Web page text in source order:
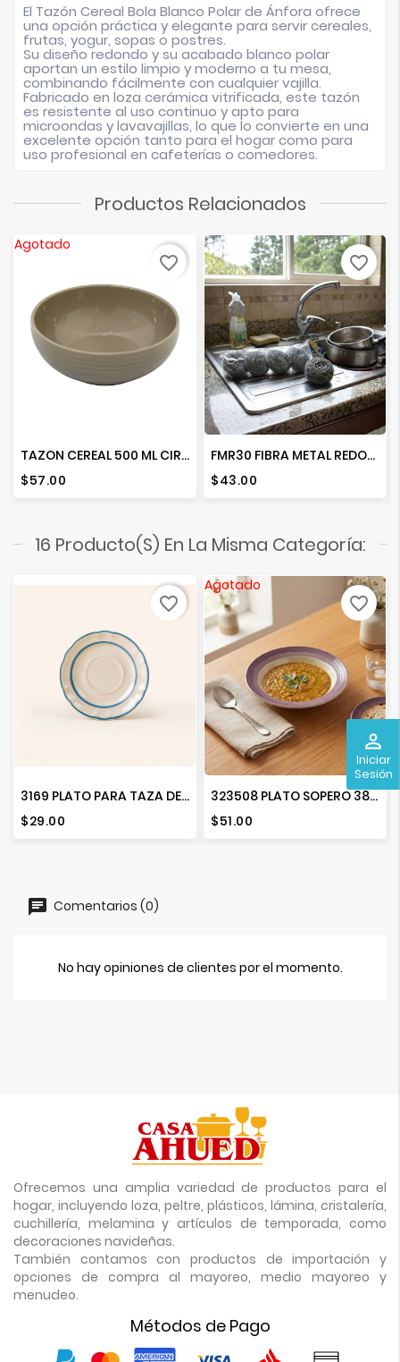
perm_identity
Iniciar
Sesión
El Tazón Cereal Bola Blanco Polarde Ánfora ofrece
una opción práctica y elegante para servir cereales,
frutas, yogur, sopas o postres.
Su diseño redondo y su acabado blanco polar
aportan un estilo limpio y moderno a tu mesa,
combinando fácilmente con cualquier vajilla.
Fabricado en loza cerámica vitrificada, este tazón
es resistente al uso continuo y apto para
microondas y lavavajillas, lo que lo convierte en una
excelente opción tanto para el hogar como para
uso profesional en cafeterías o comedores.
Productos Relacionados
Agotado
TAZON CEREAL 500 ML CIRCLES AVELLANA SARAPE
Precio
$57.00
favorite_border
FMR30 FIBRA METAL REDONDA 30G PAQ. C/4 PZAS
Precio
$43.00
favorite_border
16 Producto(s) En La Misma Categoría:
3169 PLATO PARA TAZA DEC. VICTORIA
Precio
$29.00
favorite_border
Agotado
323508 PLATO SOPERO 380ML MEXICO LINDO MORADO
Precio
$51.00
favorite_border
Comentarios (0)
No hay opiniones de clientes por el momento.
Ofrecemos una amplia variedad de productos para el
hogar, incluyendo loza, peltre, plásticos, lámina, cristalería,
cuchillería, melamina y artículos de temporada, como
decoraciones navideñas.
También contamos con productos de importación y
opciones de compra al mayoreo, medio mayoreo y
menudeo.
Métodos de Pago